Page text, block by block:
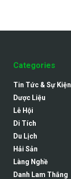
Categories
Tin Tức & Sự Kiện
Dược Liệu
Lễ Hội
Di Tích
Du Lịch
Hải Sản
Làng Nghề
Danh Lam Thắng